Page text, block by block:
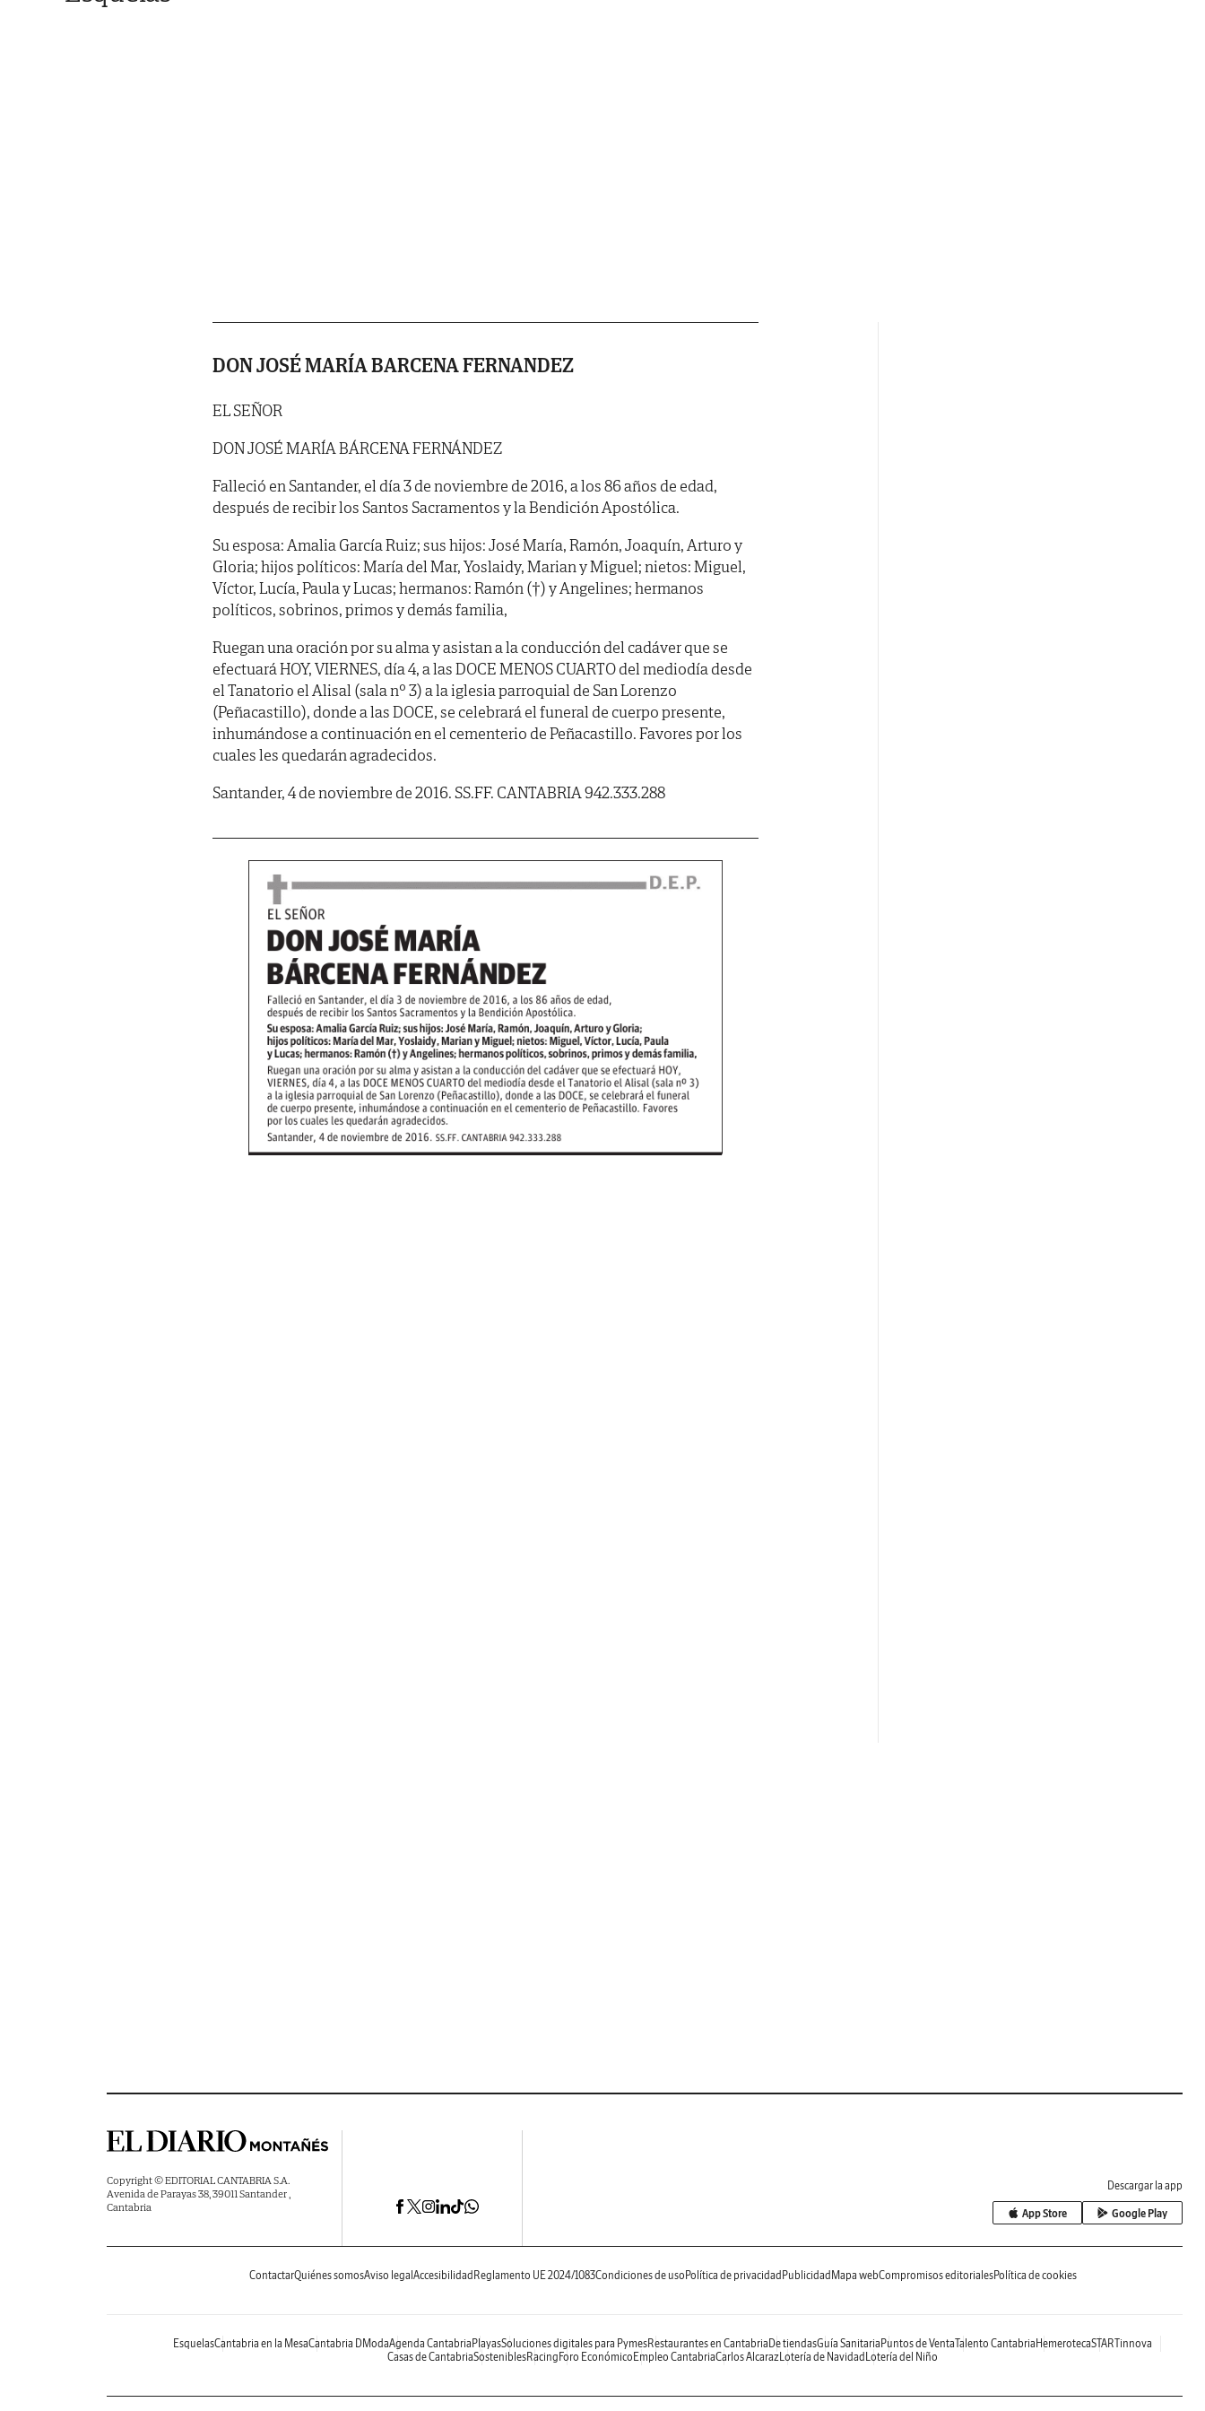
DON JOSÉ MARÍA BARCENA FERNANDEZ
EL SEÑOR
DON JOSÉ MARÍA BÁRCENA FERNÁNDEZ
Falleció en Santander, el día 3 de noviembre de 2016, a los 86 años de edad,
después de recibir los Santos Sacramentos y la Bendición Apostólica.
Su esposa: Amalia García Ruiz; sus hijos: José María, Ramón, Joaquín, Arturo y
Gloria; hijos políticos: María del Mar, Yoslaidy, Marian y Miguel; nietos: Miguel,
Víctor, Lucía, Paula y Lucas; hermanos: Ramón (†) y Angelines; hermanos
políticos, sobrinos, primos y demás familia,
Ruegan una oración por su alma y asistan a la conducción del cadáver que se
efectuará HOY, VIERNES, día 4, a las DOCE MENOS CUARTO del mediodía desde
el Tanatorio el Alisal (sala nº 3) a la iglesia parroquial de San Lorenzo
(Peñacastillo), donde a las DOCE, se celebrará el funeral de cuerpo presente,
inhumándose a continuación en el cementerio de Peñacastillo. Favores por los
cuales les quedarán agradecidos.
Santander, 4 de noviembre de 2016. SS.FF. CANTABRIA 942.333.288
Copyright © EDITORIAL CANTABRIA S.A.
Avenida de Parayas 38, 39011 Santander ,
Cantabria
Descargar la app
App Store Google Play
ContactarQuiénes somosAviso legal Accesibilidad Reglamento UE 2024/1083Condiciones de uso Política de privacidad Publicidad Mapa webCompromisos editorialesPolítica de cookies
EsquelasCantabria en la MesaCantabria DModaAgenda Cantabria PlayasSoluciones digitales para PymesRestaurantes en Cantabria De tiendasGuía Sanitaria Puntos de VentaTalento Cantabria HemerotecaSTARTinnova
Casas de CantabriaSosteniblesRacing Foro Económico Empleo CantabriaCarlos AlcarazLotería de Navidad Lotería del Niño